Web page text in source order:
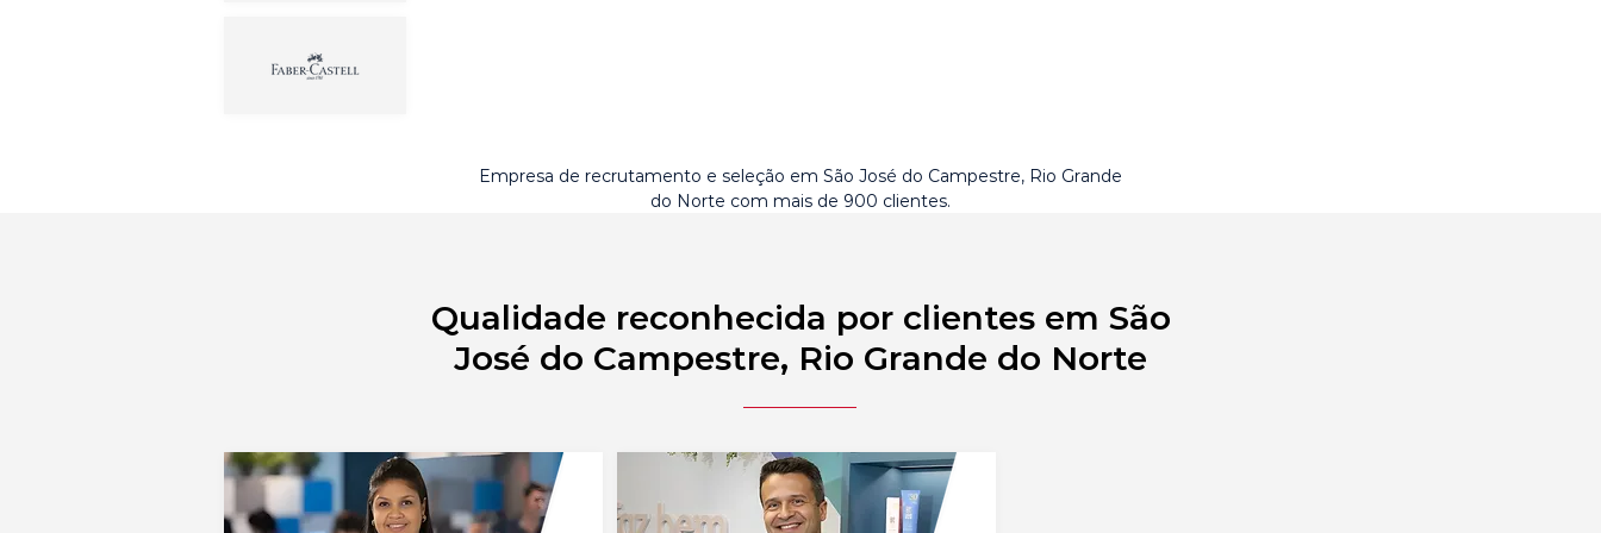
Empresa de recrutamento e seleção em São José do Campestre, Rio Grande
do Norte com mais de 900 clientes.
Qualidade reconhecida por clientes em São
José do Campestre, Rio Grande do Norte